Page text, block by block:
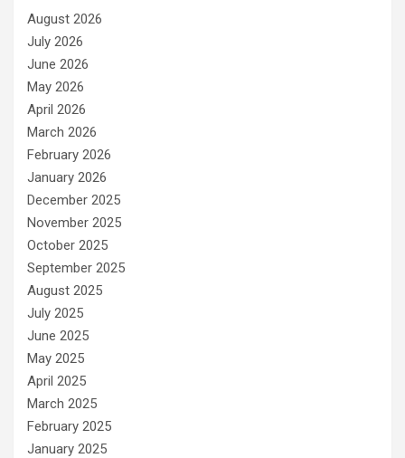
August 2026
July 2026
June 2026
May 2026
April 2026
March 2026
February 2026
January 2026
December 2025
November 2025
October 2025
September 2025
August 2025
July 2025
June 2025
May 2025
April 2025
March 2025
February 2025
January 2025